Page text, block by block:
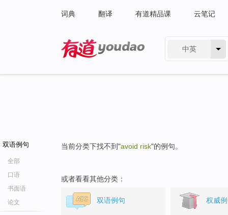
词典 翻译 有道精品课 云笔记
中英
双语例句
全部
口语
书面语
论文
当前分类下找不到"avoid risk"的例句。
或者看看其他分类：
双语例句 权威